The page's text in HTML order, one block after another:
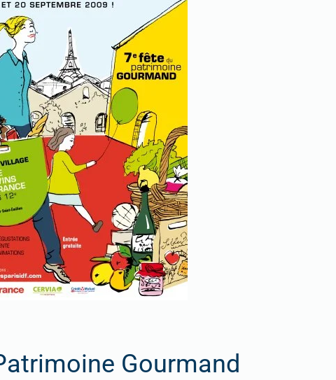
Gourmand